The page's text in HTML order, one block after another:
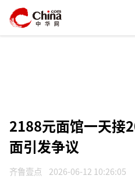
2188元面馆一天接
面引发争议
齐鲁壹点 2026-06-12 10:26:05